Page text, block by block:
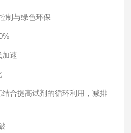
与绿色环保
速
合提高试剂的循环利用，减排